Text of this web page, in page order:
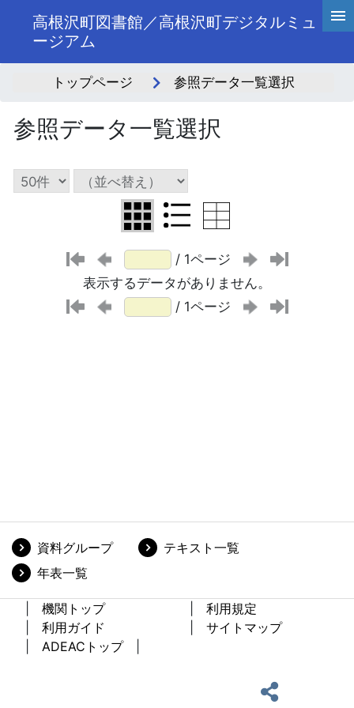
高根沢町図書館／高根沢町デジタルミュ
ージアム
トップページ 参照データ一覧選択
参照データ一覧選択
/ 1ページ
表示するデータがありません。
/ 1ページ
資料グループ
テキスト一覧
年表一覧
機関トップ
利用規定
利用ガイド
サイトマップ
ADEACトップ